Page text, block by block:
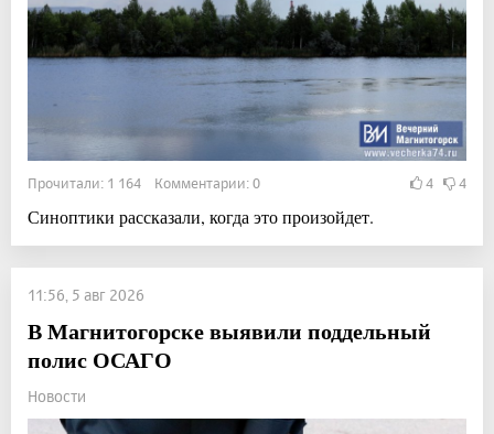
Прочитали: 1 164 Комментарии: 0 4 4
Синоптики рассказали, когда это произойдет.
11:56, 5 авг 2026
В Магнитогорске выявили поддельный
полис ОСАГО
Новости